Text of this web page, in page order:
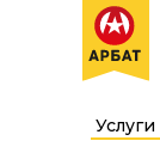
Услуги